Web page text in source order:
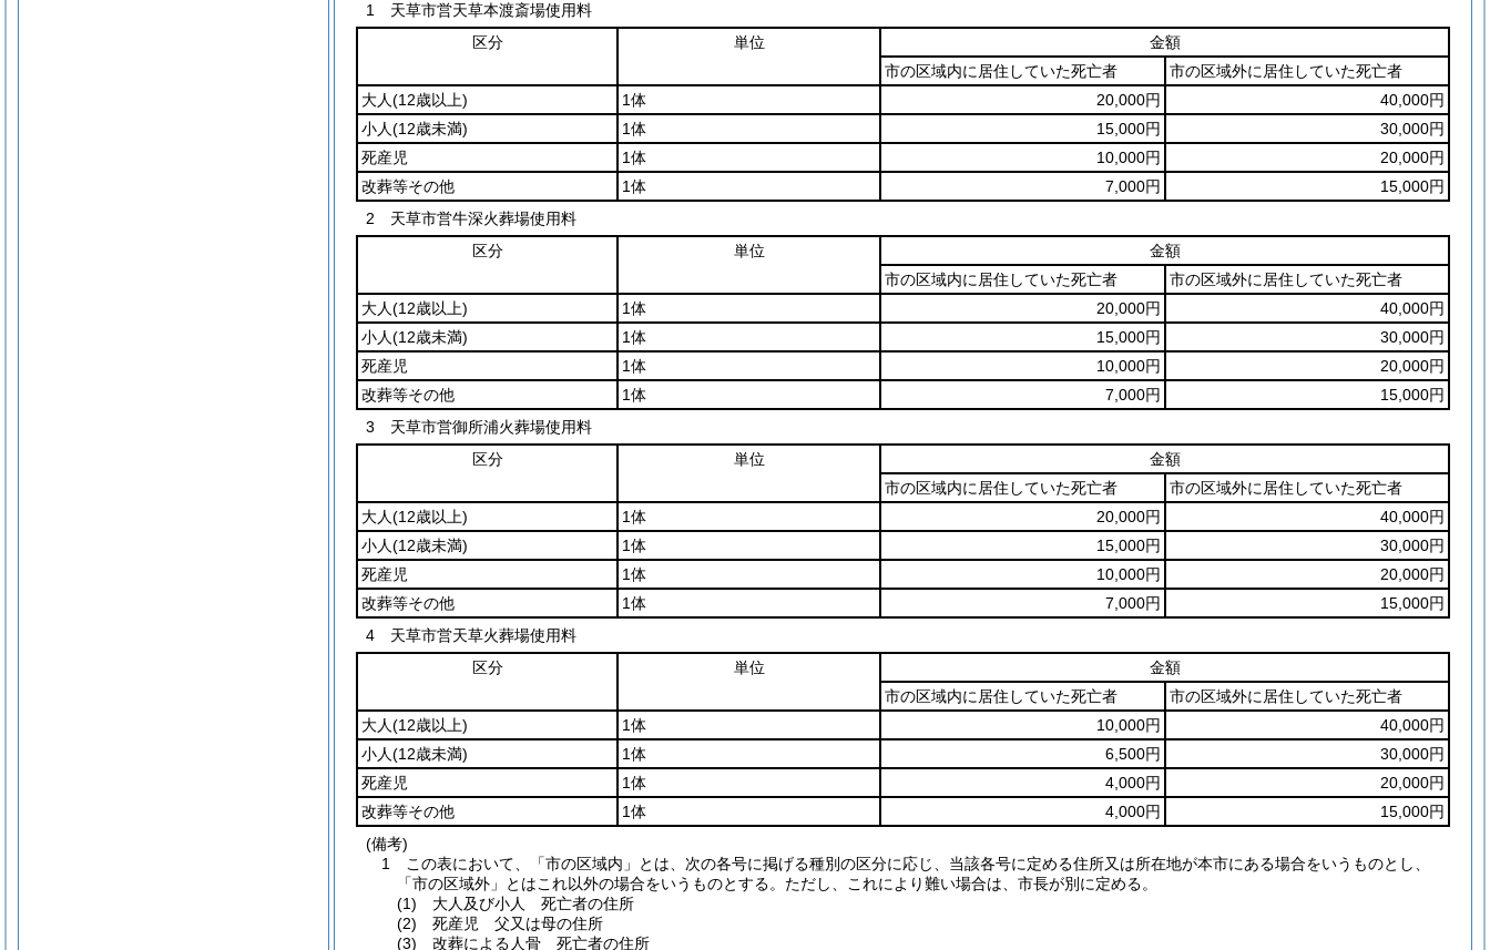
1 天草市営天草本渡斎場使用料
区分
単位
金額
市の区域内に居住していた死亡者
市の区域外に居住していた死亡者
大人(12歳以上) 1体 20,000円
40,000円
小人(12歳未満) 1体 15,000円
30,000円
死産児
1体 10,000円
20,000円
改葬等その他
1体 7,000円
15,000円
2 天草市営牛深火葬場使用料
区分
単位
金額
市の区域内に居住していた死亡者
市の区域外に居住していた死亡者
大人(12歳以上) 1体 20,000円
40,000円
小人(12歳未満) 1体 15,000円
30,000円
死産児
1体 10,000円
20,000円
改葬等その他
1体 7,000円
15,000円
3 天草市営御所浦火葬場使用料
区分
単位
金額
市の区域内に居住していた死亡者
市の区域外に居住していた死亡者
大人(12歳以上) 1体 20,000円
40,000円
小人(12歳未満) 1体 15,000円
30,000円
死産児
1体 10,000円
20,000円
改葬等その他
1体 7,000円
15,000円
4 天草市営天草火葬場使用料
区分
単位
金額
市の区域内に居住していた死亡者
市の区域外に居住していた死亡者
大人(12歳以上) 1体 10,000円
40,000円
小人(12歳未満) 1体 6,500円
30,000円
死産児
1体 4,000円
20,000円
改葬等その他
1体 4,000円
15,000円
(備考)
1 この表において、「市の区域内」とは、次の各号に掲げる種別の区分に応じ、当該各号に定める住所又は所在地が本市にある場合をいうものとし、
「市の区域外」とはこれ以外の場合をいうものとする。ただし、これにより難い場合は、市長が別に定める。
(1) 大人及び小人 死亡者の住所
(2) 死産児 父又は母の住所
(3) 改葬による人骨 死亡者の住所